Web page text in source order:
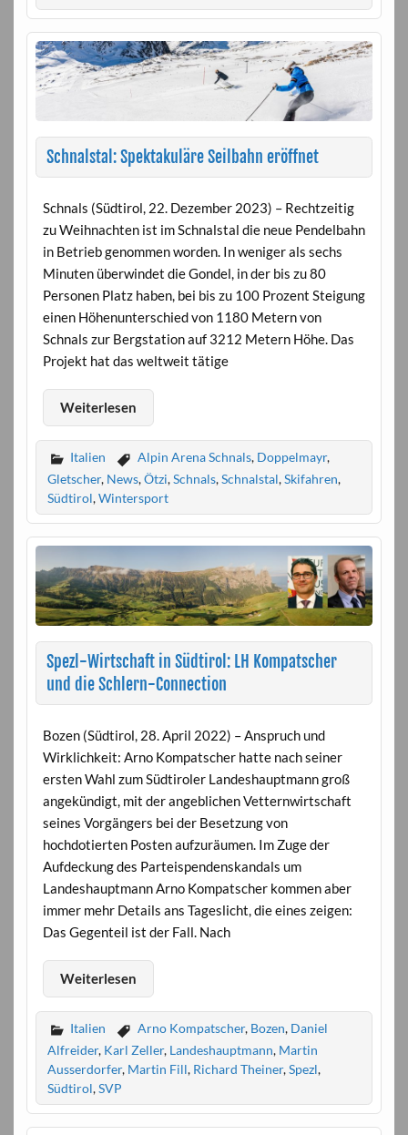
Schnalstal: Spektakuläre Seilbahn eröffnet
Schnals (Südtirol, 22. Dezember 2023) – Rechtzeitig
zu Weihnachten ist im Schnalstal die neue Pendelbahn
in Betrieb genommen worden. In weniger als sechs
Minuten überwindet die Gondel, in der bis zu 80
Personen Platz haben, bei bis zu 100 Prozent Steigung
einen Höhenunterschied von 1180 Metern von
Schnals zur Bergstation auf 3212 Metern Höhe. Das
Projekt hat das weltweit tätige
Weiterlesen
Italien Alpin Arena Schnals, Doppelmayr,
Gletscher, News,Ötzi,Schnals,Schnalstal,Skifahren,
Südtirol,Wintersport
Spezl-Wirtschaft in Südtirol: LH Kompatscher
und die Schlern-Connection
Bozen (Südtirol, 28. April 2022) – Anspruch und
Wirklichkeit: Arno Kompatscher hatte nach seiner
ersten Wahl zum Südtiroler Landeshauptmann groß
angekündigt, mit der angeblichen Vetternwirtschaft
seines Vorgängers bei der Besetzung von
hochdotierten Posten aufzuräumen. Im Zuge der
Aufdeckung des Parteispendenskandals um
Landeshauptmann Arno Kompatscher kommen aber
immer mehr Details ans Tageslicht, die eines zeigen:
Das Gegenteil ist der Fall. Nach
Weiterlesen
Italien Arno Kompatscher, Bozen, Daniel
Alfreider, Karl Zeller, Landeshauptmann, Martin
Ausserdorfer, Martin Fill, Richard Theiner,Spezl,
Südtirol,SVP